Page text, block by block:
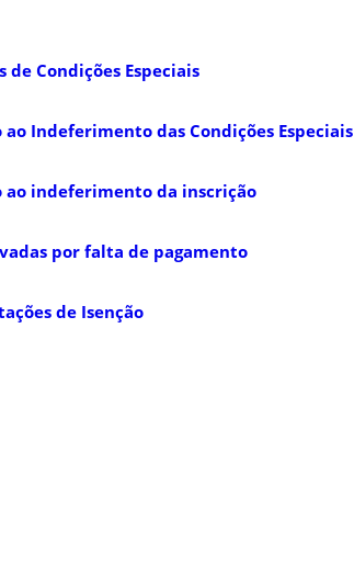
de Condições Especiais
Indeferimento das Condições Especiais
ao indeferimento da inscrição
por falta de pagamento
de Isenção